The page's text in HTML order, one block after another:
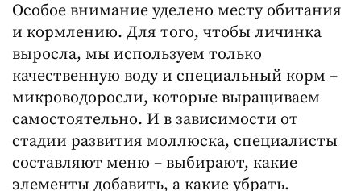
Особое внимание уделено месту обитания
и кормлению. Для того, чтобы личинка
выросла, мы используем только
качественную воду и специальный корм –
микроводоросли, которые выращиваем
самостоятельно. И в зависимости от
стадии развития моллюска, специалисты
составляют меню – выбирают, какие
элементы добавить, а какие убрать.